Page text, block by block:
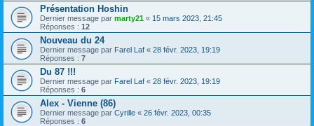
Présentation Hoshin
Dernier message par marty21 « 15 mars 2023, 21:45
Réponses : 12
Nouveau du 24
Dernier message par Farel Laf « 28 févr. 2023, 19:19
Réponses : 7
Du 87 !!!
Dernier message par Farel Laf « 28 févr. 2023, 19:19
Réponses : 6
Alex - Vienne (86)
Dernier message par Cyrille « 26 févr. 2023, 00:35
Réponses : 6